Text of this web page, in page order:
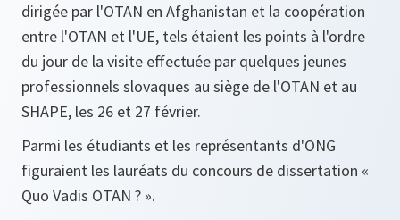
dirigée par l'OTAN en Afghanistan et la coopération
entre l'OTAN et l'UE, tels étaient les points à l'ordre
du jour de la visite effectuée par quelques jeunes
professionnels slovaques au siège de l'OTAN et au
SHAPE, les 26 et 27 février.
Parmi les étudiants et les représentants d'ONG
figuraient les lauréats du concours de dissertation «
Quo Vadis OTAN ? ».